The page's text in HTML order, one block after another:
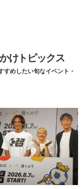
けトピックス
すめしたい旬なイベント・